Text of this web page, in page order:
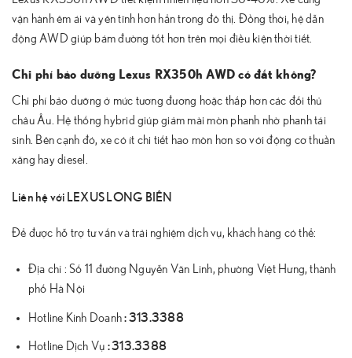
vận hành êm ái và yên tĩnh hơn hẳn trong đô thị. Đồng thời, hệ dẫn
động AWD giúp bám đường tốt hơn trên mọi điều kiện thời tiết.
Chi phí bảo dưỡng Lexus RX350h AWD có đắt không?
Chi phí bảo dưỡng ở mức tương đương hoặc thấp hơn các đối thủ
châu Âu. Hệ thống hybrid giúp giảm mài mòn phanh nhờ phanh tái
sinh. Bên cạnh đó, xe có ít chi tiết hao mòn hơn so với động cơ thuần
xăng hay diesel.
Liên hệ với LEXUS LONG BIÊN
Để được hỗ trợ tư vấn và trải nghiệm dịch vụ, khách hàng có thể:
Địa chỉ : Số 11 đường Nguyễn Văn Linh, phường Việt Hưng, thành
phố Hà Nội
Hotline Kinh Doanh:313.3388
Hotline Dịch Vụ :313.3388